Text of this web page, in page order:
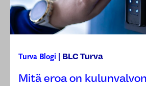
Turva Blogi BLC Turva
Mitä eroa on